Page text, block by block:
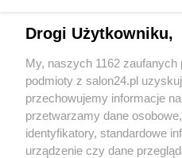
Sport
Społeczeństwo
Kultura
Drogi Użytkowniku,
My, naszych 1162 zaufanych
podmioty z salon24.pl
przechowujemy informacje
przetwarzamy dane
identyfikatory, standardowe
urządzenie czy dane